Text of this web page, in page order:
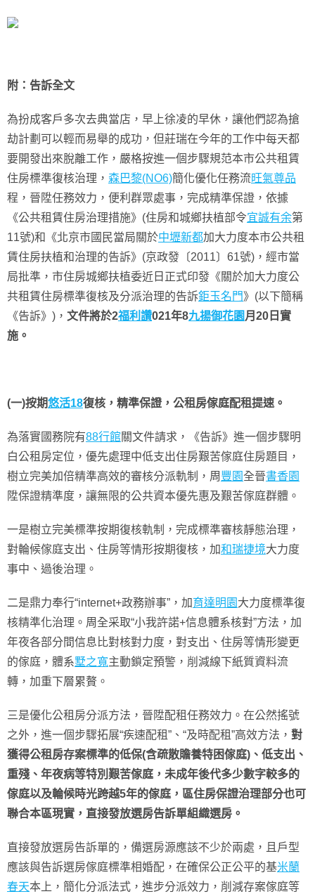
附：告訴全文
為扮成客戶多次去典當店，早上徐凌的早休，讓他們認為搶
劫計劃可以輕而易舉的成功，但莊瑞在今年的工作中每天都
要開發出來脫離工作，嚴格按進一個步驟規范本市公共租賃
住房標準復核治理， 森巴黎(NO6)簡化優化任務流旺氣尊品
程，晉陞任務效力，便利群眾處事，完成精準保證，依據
《公共租賃住房治理措施》(住房和城鄉扶植部令宜誠有余第
11號)和《北京市國民當局關於中壢新都加大力度本市公共租
賃住房扶植和治理的告訴》(京政發〔2011〕61號)，經市當
局批準，市住房城鄉扶植委近日正式印發《關於加大力度公
共租賃住房標準復核及分派治理的告訴鉅玉名門》(以下簡稱
《告訴》)， 文件將於2福利讚021年8九揚御花園 月20日實
施。
(一)按期悠活18復核，精準保證，公租房傢庭配租提速。
為落實國務院有88行館關文件請求，《告訴》進一個步驟明
白公租房定位，優先處理中低支出住房艱苦傢庭住房題目，
樹立完美加倍精準高效的審核分派軌制，周 豐園全晉書香園
陞保證精準度，讓無限的公共資本優先惠及艱苦傢庭群體。
一是樹立完美標準按期復核軌制，完成標準審核靜態治理，
對輪候傢庭支出、住房等情形按期復核，加和瑞捷境大力度
事中、過後治理。
二是鼎力奉行“internet+政務辦事”，加育達明園 大力度標準復
核精準化治理。周全采取“小我許諾+信息體系核對”方法，加
年夜各部分間信息比對核對力度，對支出、住房等情形變更
的傢庭，體系墅之寬主動鎖定預警，削減線下紙質資料流
轉，加重下層累贅。
三是優化公租房分派方法，晉陞配租任務效力。在公然搖號
之外，進一個步驟拓展“疾速配租”、“及時配租”高效方法， 對
獲得公租房存案標準的低保(含疏散贍養特困傢庭)、低支出、
重殘、年夜病等特別艱苦傢庭，未成年後代多少數字較多的
傢庭以及輪候時光跨越5年的傢庭，區住房保證治理部分也可
聯合本區現實，直接發放選房告訴單組織選房。
直接發放選房告訴單的，備選房源應該不少於兩處，且戶型
應該與告訴選房傢庭標準相婚配，在確保公正公平的基米蘭
春天本上，簡化分派法式，進步分派效力，削減存案傢庭等